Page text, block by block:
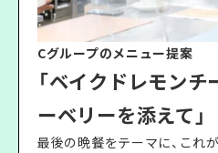
Cグループのメニュー提案
「ベイクドレモン
ーベリーを添えて」
最後の晩餐をテーマに、これ